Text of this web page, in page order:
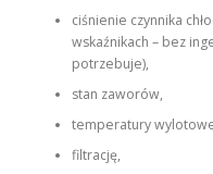
ciśnienie czynnika
wskaźnikach – bez
potrzebuje),
stan zaworów,
temperatury
filtrację,